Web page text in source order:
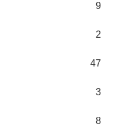
9
2
47
3
8